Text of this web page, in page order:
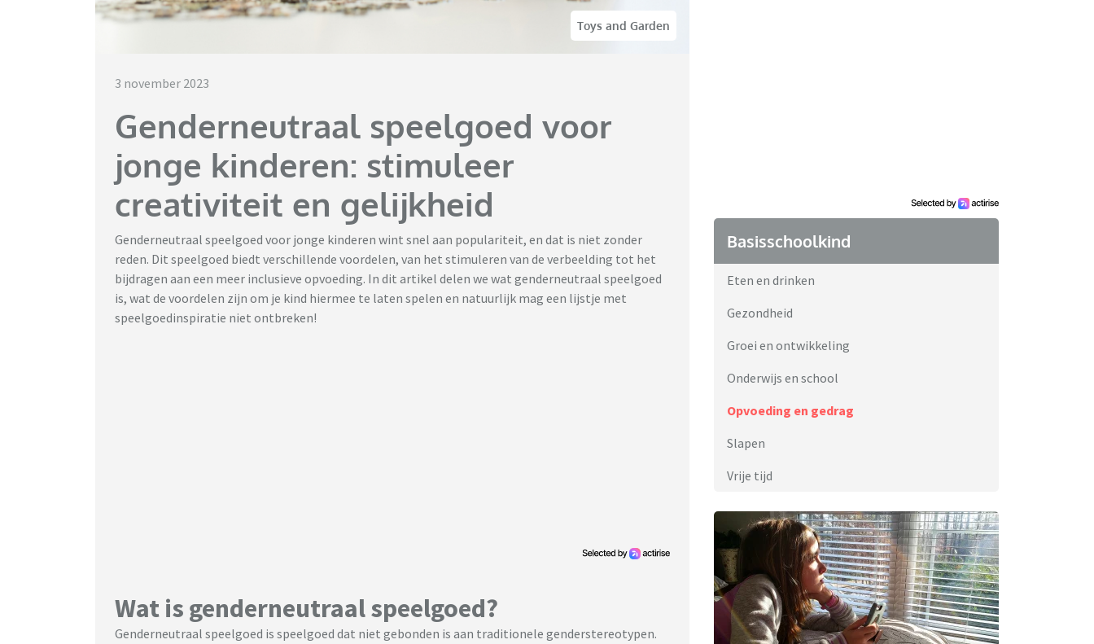
Toys and Garden
3 november 2023
Genderneutraal speelgoed voor
jonge kinderen: stimuleer
creativiteit en gelijkheid
Genderneutraal speelgoed voor jonge kinderen wint snel aan populariteit, en dat is niet zonder
reden. Dit speelgoed biedt verschillende voordelen, van het stimuleren van de verbeelding tot het
bijdragen aan een meer inclusieve opvoeding. In dit artikel delen we wat genderneutraal speelgoed
is, wat de voordelen zijn om je kind hiermee te laten spelen en natuurlijk mag een lijstje met
speelgoedinspiratie niet ontbreken!
Wat is genderneutraal speelgoed?
Genderneutraal speelgoed is speelgoed dat niet gebonden is aan traditionele genderstereotypen.
Basisschoolkind
Eten en drinken
Gezondheid
Groei en ontwikkeling
Onderwijs en school
Opvoeding en gedrag
Slapen
Vrije tijd